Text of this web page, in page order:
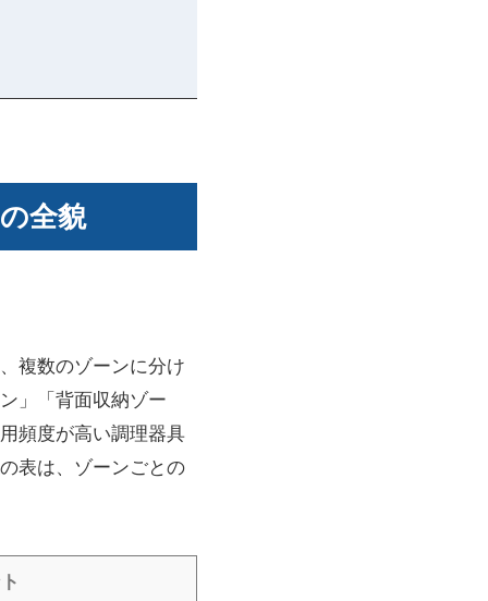
全貌
複数のゾーンに分け
」「背面収納ゾー
頻度が高い調理器具
表は、ゾーンごとの